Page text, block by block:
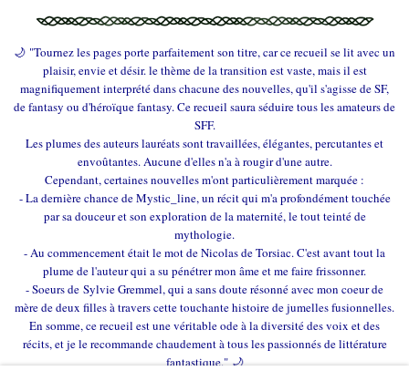
🌙 "Tournez les pages porte parfaitement son titre, car ce recueil se lit avec un
plaisir, envie et désir. le thème de la transition est vaste, mais il est
magnifiquement interprété dans chacune des nouvelles, qu'il s'agisse de SF,
de fantasy ou d'héroïque fantasy. Ce recueil saura séduire tous les amateurs de
SFF.
Les plumes des auteurs lauréats sont travaillées, élégantes, percutantes et
envoûtantes. Aucune d'elles n'a à rougir d'une autre.
Cependant, certaines nouvelles m'ont particulièrement marquée :
- La dernière chance de Mystic_line, un récit qui m'a profondément touchée
par sa douceur et son exploration de la maternité, le tout teinté de
mythologie.
- Au commencement était le mot de Nicolas de Torsiac. C'est avant tout la
plume de l'auteur qui a su pénétrer mon âme et me faire frissonner.
- Soeurs de Sylvie Gremmel, qui a sans doute résonné avec mon coeur de
mère de deux filles à travers cette touchante histoire de jumelles fusionnelles.
En somme, ce recueil est une véritable ode à la diversité des voix et des
récits, et je le recommande chaudement à tous les passionnés de littérature
fantastique."🌙